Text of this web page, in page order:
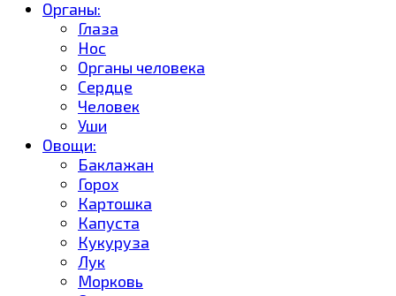
Органы:
Глаза
Нос
Органы человека
Сердце
Человек
Уши
Овощи:
Баклажан
Горох
Картошка
Капуста
Кукуруза
Лук
Морковь